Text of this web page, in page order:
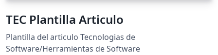
TEC Plantilla Articulo
Plantilla del articulo Tecnologias de
Software/Herramientas de Software